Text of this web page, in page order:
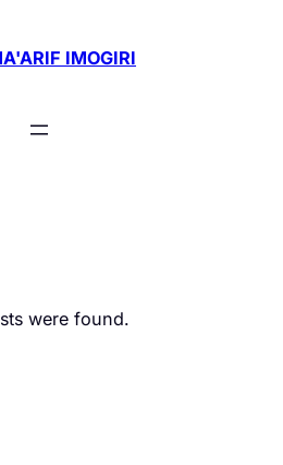
IMOGIRI
were found.